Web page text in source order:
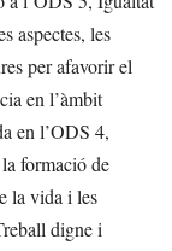
aspectes, les
per afavorir el
en l’àmbit
en l’ODS 4,
formació de
la vida i les
digne i